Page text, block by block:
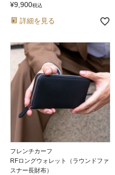
¥9,900税込
詳細を見る
フレンチカーフ
RFロングウォレット（ラウンドファ
スナー長財布）